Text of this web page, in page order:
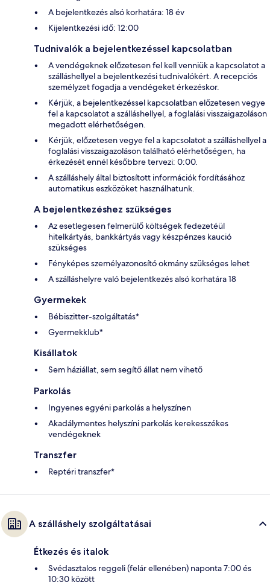
A bejelentkezés alsó korhatára: 18 év
Kijelentkezési idő: 12:00
Tudnivalók a bejelentkezéssel kapcsolatban
A vendégeknek előzetesen fel kell venniük a kapcsolatot a
szálláshellyel a bejelentkezési tudnivalókért. A recepciós
személyzet fogadja a vendégeket érkezéskor.
Kérjük, a bejelentkezéssel kapcsolatban előzetesen vegye
fel a kapcsolatot a szálláshellyel, a foglalási visszaigazoláson
megadott elérhetőségen.
Kérjük, előzetesen vegye fel a kapcsolatot a szálláshellyel a
foglalási visszaigazoláson található elérhetőségen, ha
érkezését ennél későbbre tervezi: 0:00.
A szálláshely által biztosított információk fordításához
automatikus eszközöket használhatunk.
A bejelentkezéshez szükséges
Az esetlegesen felmerülő költségek fedezetéül
hitelkártyás, bankkártyás vagy készpénzes kaució
szükséges
Fényképes személyazonosító okmány szükséges lehet
A szálláshelyre való bejelentkezés alsó korhatára 18
Gyermekek
Bébiszitter-szolgáltatás*
Gyermekklub*
Kisállatok
Sem háziállat, sem segítő állat nem vihető
Parkolás
Ingyenes egyéni parkolás a helyszínen
Akadálymentes helyszíni parkolás kerekesszékes
vendégeknek
Transzfer
Reptéri transzfer*
A szálláshely szolgáltatásai
Étkezés és italok
Svédasztalos reggeli (felár ellenében) naponta 7:00 és
10:30 között